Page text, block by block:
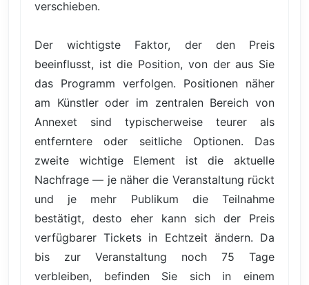
verschieben.
Der wichtigste Faktor, der den Preis
beeinflusst, ist die Position, von der aus Sie
das Programm verfolgen. Positionen näher
am Künstler oder im zentralen Bereich von
Annexet sind typischerweise teurer als
entferntere oder seitliche Optionen. Das
zweite wichtige Element ist die aktuelle
Nachfrage — je näher die Veranstaltung rückt
und je mehr Publikum die Teilnahme
bestätigt, desto eher kann sich der Preis
verfügbarer Tickets in Echtzeit ändern. Da
bis zur Veranstaltung noch 75 Tage
verbleiben, befinden Sie sich in einem